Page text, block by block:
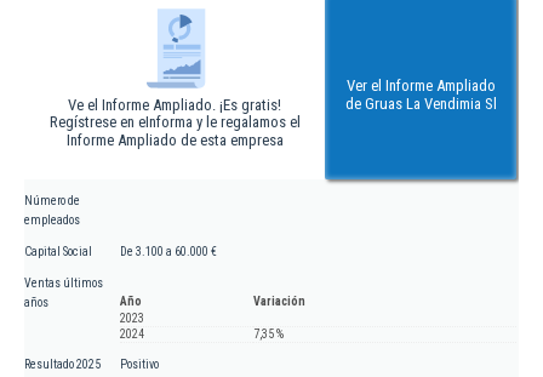
Ve el Informe Ampliado. ¡Es gratis!
Regístrese en eInforma y le regalamos el
Informe Ampliado de esta empresa
Ver el Informe Ampliado
de Gruas La Vendimia Sl
Número de
empleados
Capital Social De 3.100 a 60.000 €
Ventas últimos
años
Año
Variación
2023
2024
7,35 %
Resultado 2025 Positivo